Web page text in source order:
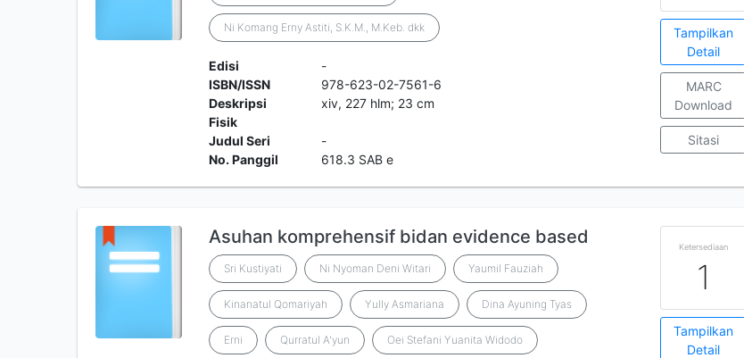
Ni Komang Erny Astiti, S.K.M., M.Keb. dkk
Edisi
-
ISBN/ISSN
978-623-02-7561-6
Deskripsi
Fisik
xiv, 227 hlm; 23 cm
Judul Seri
-
No. Panggil
618.3 SAB e
Tampilkan
Detail
MARC
Download
Sitasi
Asuhan komprehensif bidan evidence based
Sri Kustiyati Ni Nyoman Deni Witari Yaumil Fauziah
Kinanatul Qomariyah Yully Asmariana Dina Ayuning Tyas
Erni Qurratul A'yun Oei Stefani Yuanita Widodo
Ketersediaan
1
Tampilkan
Detail